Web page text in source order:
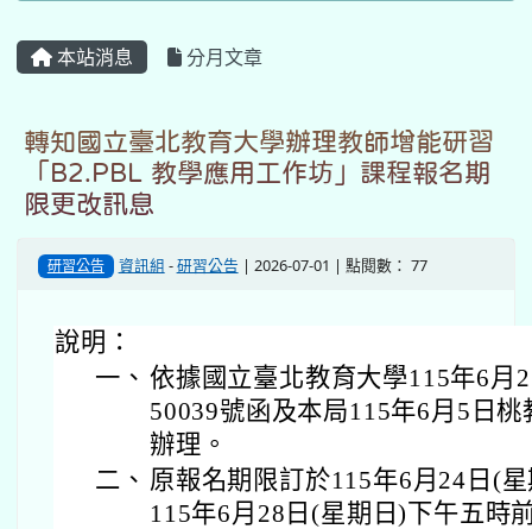
本站消息 分月文章
轉知國立臺北教育大學辦理教師增能研習
「B2.PBL 教學應用工作坊」課程報名期
限更改訊息
研習公告 資訊組 -研習公告 | 2026-07-01 | 點閱數： 77
說明：
一、 依據國立臺北教育大學115年6月
50039號函及本局115年6月5日
辦理。
二、 原報名期限訂於115年6月24日(
115年6月28日(星期日)下午五時